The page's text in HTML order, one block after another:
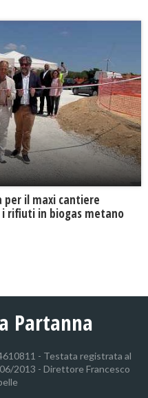
per il maxi cantiere
rifiuti in biogas metano
Partanna
- Testata registrata al
2013 - Direttore Francesco